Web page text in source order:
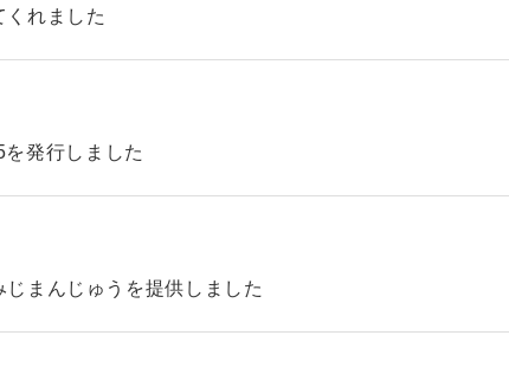
れました
発行しました
まんじゅうを提供しました